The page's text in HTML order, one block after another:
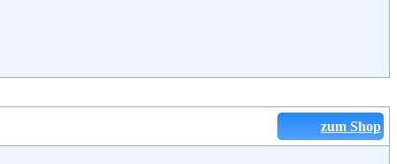
zum Shop